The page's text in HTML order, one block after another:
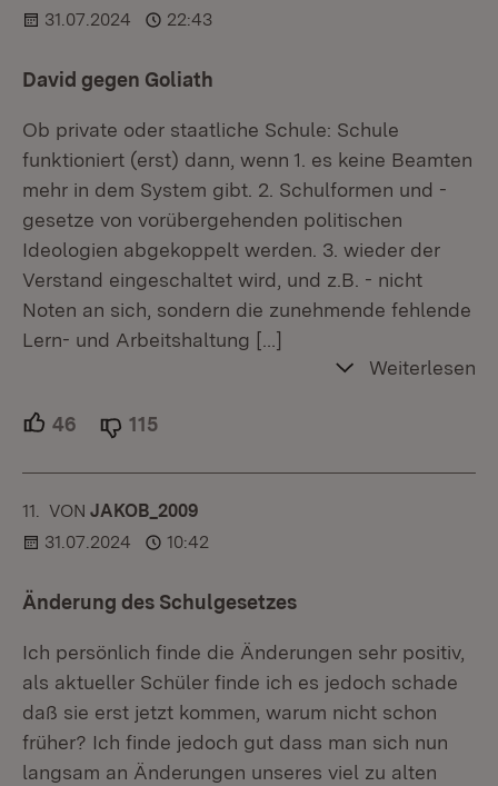
31.07.2024
22:43
David gegen Goliath
Ob private oder staatliche Schule: Schule
funktioniert (erst) dann, wenn 1. es keine Beamten
mehr in dem System gibt. 2. Schulformen und -
gesetze von vorübergehenden politischen
Ideologien abgekoppelt werden. 3. wieder der
Verstand eingeschaltet wird, und z.B. - nicht
Noten an sich, sondern die zunehmende fehlende
Lern- und Arbeitshaltung […]
Weiterlesen
46 Unterstützer.
115
11. KOMMENTAR
VON :JAKOB_2009
31.07.2024
10:42
Änderung des Schulgesetzes
Ich persönlich finde die Änderungen sehr positiv,
als aktueller Schüler finde ich es jedoch schade
daß sie erst jetzt kommen, warum nicht schon
früher? Ich finde jedoch gut dass man sich nun
langsam an Änderungen unseres viel zu alten